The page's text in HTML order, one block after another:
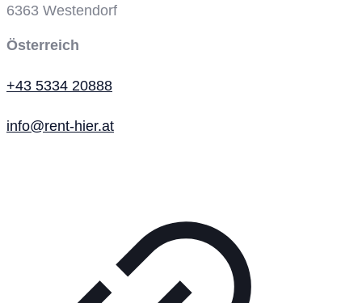
6363 Westendorf
Österreich
+43 5334 20888
info@rent-hier.at